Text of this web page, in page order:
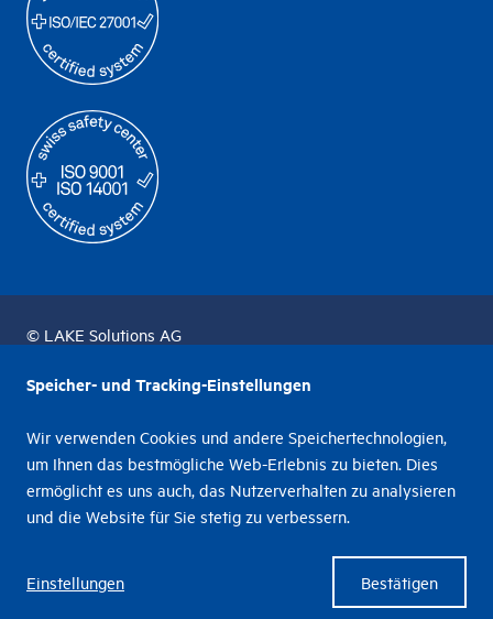
© LAKE Solutions AG
Datenschutzerklärung
Unternehmensführung & Richtlinien
Rechtliches
Speicher- und Tracking-Einstellungen
Wir verwenden Cookies und andere Speichertechnologien,
um Ihnen das bestmögliche Web-Erlebnis zu bieten. Dies
ermöglicht es uns auch, das Nutzerverhalten zu analysieren
und die Website für Sie stetig zu verbessern.
Einstellungen Bestätigen